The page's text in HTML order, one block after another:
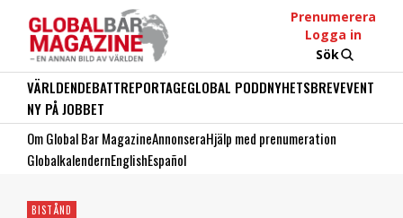
Prenumerera
Logga in
Sök
VÄRLDENDEBATTREPORTAGEGLOBAL PODDNYHETSBREVEVENT
NY PÅ JOBBET
Om Global Bar MagazineAnnonseraHjälp med prenumeration
GlobalkalendernEnglishEspañol
BISTÅND